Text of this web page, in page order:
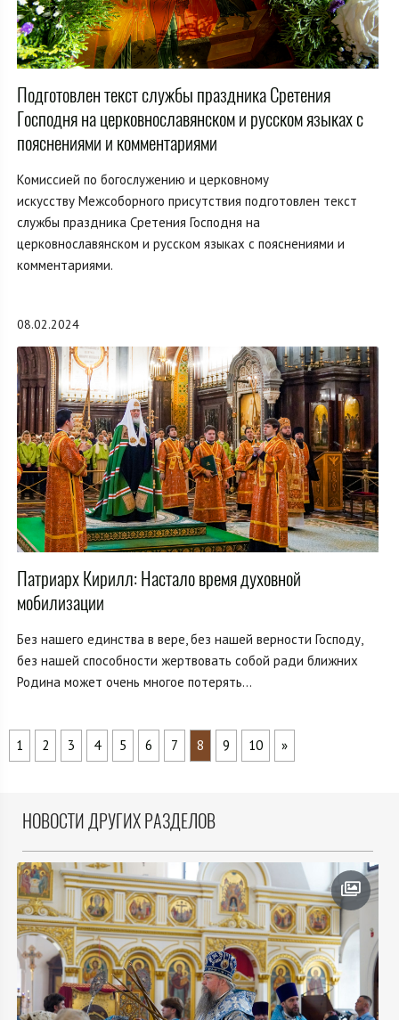
Подготовлен текст службы праздника Сретения
Господня на церковнославянском и русском языках с
пояснениями и комментариями
Комиссией по богослужению и церковному
искусству Межсоборного присутствия подготовлен текст
службы праздника Сретения Господня на
церковнославянском и русском языках с пояснениями и
комментариями.
08.02.2024
Патриарх Кирилл: Настало время духовной
мобилизации
Без нашего единства в вере, без нашей верности Господу,
без нашей способности жертвовать собой ради ближних
Родина может очень многое потерять...
1 2 3 4 5 6 7 8 9 10 »
НОВОСТИ ДРУГИХ РАЗДЕЛОВ